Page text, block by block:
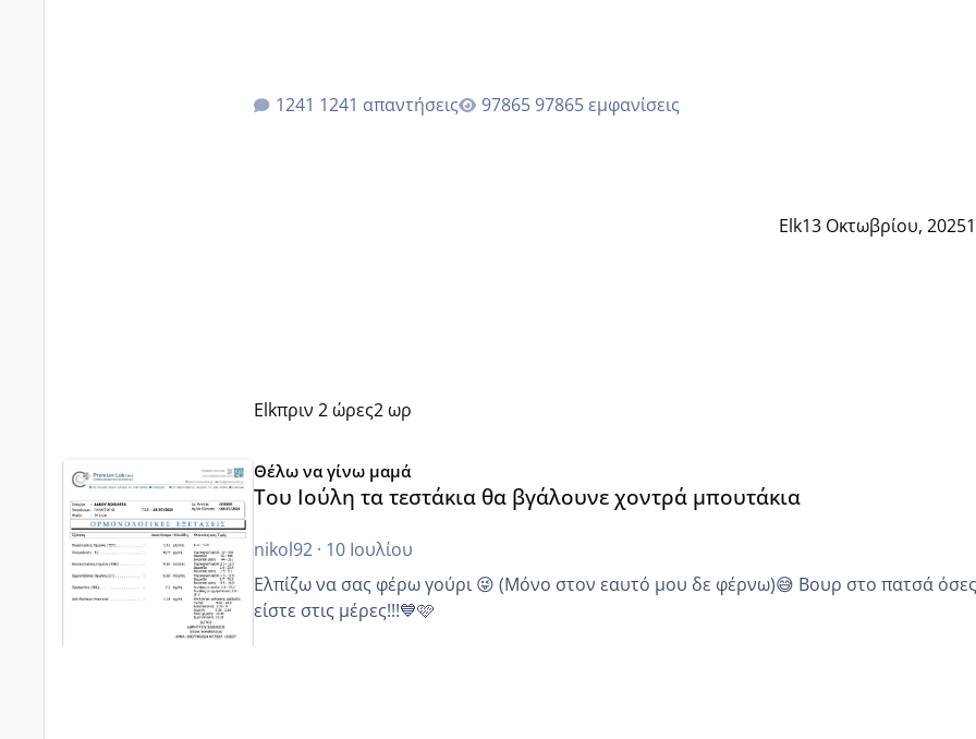
1241 απαντήσεις 97865 εμφανίσεις
Elk13 Οκτωβρίου, 2025
Elkπριν 2 ώρες2 ωρ
Θέλω να γίνω μαμά
Του Ιούλη τα τεστάκια θα βγάλουνε χοντρά μπουτάκια
nikol92· 10 Ιουλίου
Ελπίζω να σας φέρω γούρι 😜 (Μόνο στον εαυτό μου δε φέρνω)😅 Βουρ στο πατσά όσες
είστε στις μέρες!!!💙🩷